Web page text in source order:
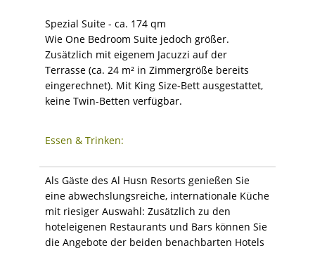
Spezial Suite - ca. 174 qm
Wie One Bedroom Suite jedoch größer.
Zusätzlich mit eigenem Jacuzzi auf der
Terrasse (ca. 24 m² in Zimmergröße bereits
eingerechnet). Mit King Size-Bett ausgestattet,
keine Twin-Betten verfügbar.
Essen & Trinken:
Als Gäste des Al Husn Resorts genießen Sie
eine abwechslungsreiche, internationale Küche
mit riesiger Auswahl: Zusätzlich zu den
hoteleigenen Restaurants und Bars können Sie
die Angebote der beiden benachbarten Hotels